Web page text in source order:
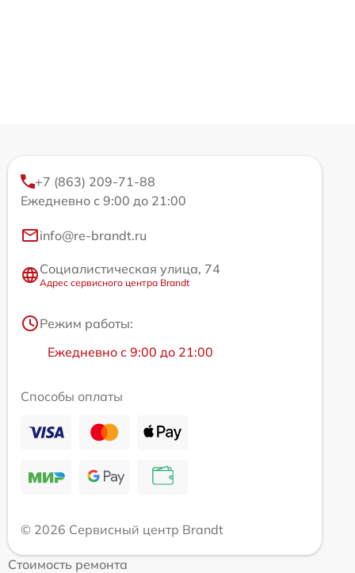
+7 (863) 209-71-88
Ежедневно с 9:00 до 21:00
info@re-brandt.ru
Социалистическая улица, 74
Адрес сервисного центра Brandt
Режим работы:
Ежедневно с 9:00 до 21:00
Способы оплаты
© 2026 Сервисный центр Brandt
Стоимость ремонта